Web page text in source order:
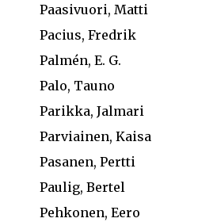
Paasivuori, Matti
Pacius, Fredrik
Palmén, E. G.
Palo, Tauno
Parikka, Jalmari
Parviainen, Kaisa
Pasanen, Pertti
Paulig, Bertel
Pehkonen, Eero